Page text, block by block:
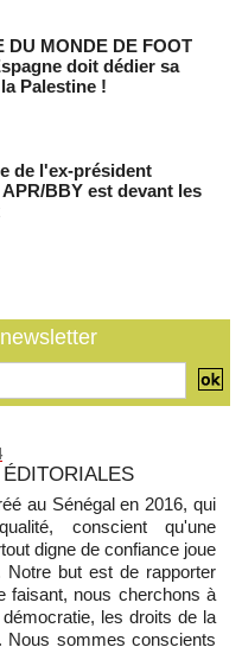
et poursuit sa course
dans un lycée après une
font des recettes de
semestre de 2025
DU MONDE DE FOOT
doit dédier sa
Palestine !
de l'ex-président
BBY est devant les
au Sénégal en 2016, qui
conscient qu'une
digne de confiance joue
but est de rapporter
faisant, nous cherchons à
les droits de la
Nous sommes conscients